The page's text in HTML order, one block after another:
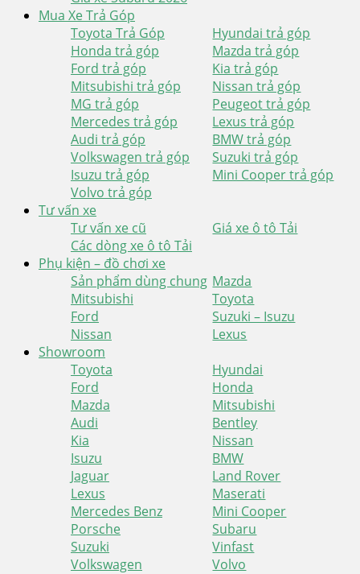
Mua Xe Trả Góp
Toyota Trả Góp
Hyundai trả góp
Honda trả góp
Mazda trả góp
Ford trả góp
Kia trả góp
Mitsubishi trả góp
Nissan trả góp
MG trả góp
Peugeot trả góp
Mercedes trả góp
Lexus trả góp
Audi trả góp
BMW trả góp
Volkswagen trả góp
Suzuki trả góp
Isuzu trả góp
Mini Cooper trả góp
Volvo trả góp
Tư vấn xe
Tư vấn xe cũ
Giá xe ô tô Tải
Các dòng xe ô tô Tải
Phụ kiện – đồ chơi xe
Sản phẩm dùng chung Mazda
Mitsubishi
Toyota
Ford
Suzuki – Isuzu
Nissan
Lexus
Showroom
Toyota
Hyundai
Ford
Honda
Mazda
Mitsubishi
Audi
Bentley
Kia
Nissan
Isuzu
BMW
Jaguar
Land Rover
Lexus
Maserati
Mercedes Benz
Mini Cooper
Porsche
Subaru
Suzuki
Vinfast
Volkswagen
Volvo